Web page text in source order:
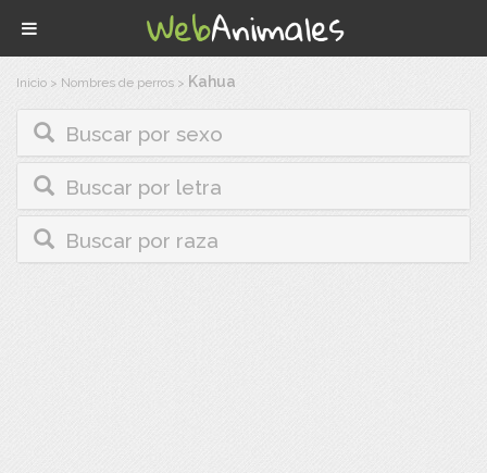
Inicio > Nombres de perros > Kahua
Buscar por sexo
Buscar por letra
Buscar por raza